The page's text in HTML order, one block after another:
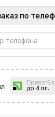
по
до 4 пл.